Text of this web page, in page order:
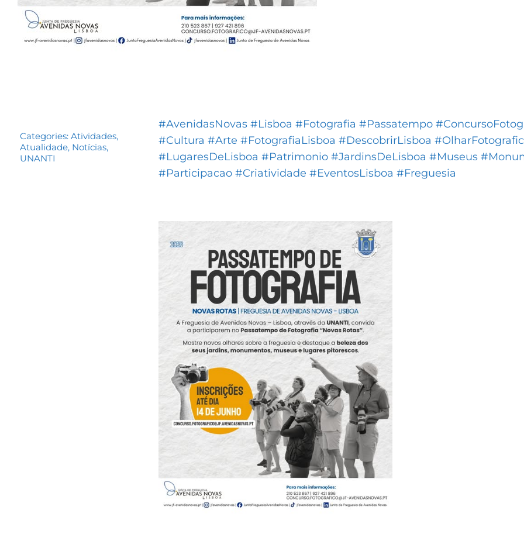
Categories:Atividades,
Atualidade, Notícias,
UNANTI
#AvenidasNovas #Lisboa #Fotografia #Passatempo
#Cultura #Arte #FotografiaLisboa #DescobrirLisboa
#LugaresDeLisboa #Patrimonio #JardinsDeLisboa #Museus
#Participacao #Criatividade #EventosLisboa #Freguesia